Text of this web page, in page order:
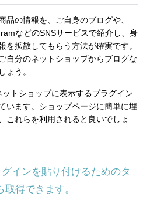
品の情報を、ご自身のブログや、
などのSNSサービスで紹介し、身
を拡散してもらう方法が確実です。
自分のネットショップからブログな
ょう。
トショップに表示するプラグイン
います。ショップページに簡単に埋
これらを利用されると良いでしょ
インを貼り付けるためのタ
得できます。